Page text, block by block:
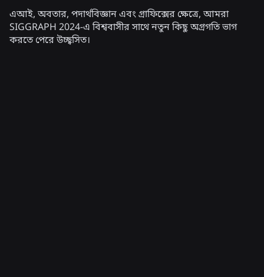
এআই, অবতার, পদার্থবিজ্ঞান এবং গ্রাফিক্সের ক্ষেত্রে, আমরা
SIGGRAPH 2024-এ বিশ্ববাসীর সাথে নতুন কিছু অগ্রগতি ভাগ
করতে পেরে উচ্ছ্বসিত।